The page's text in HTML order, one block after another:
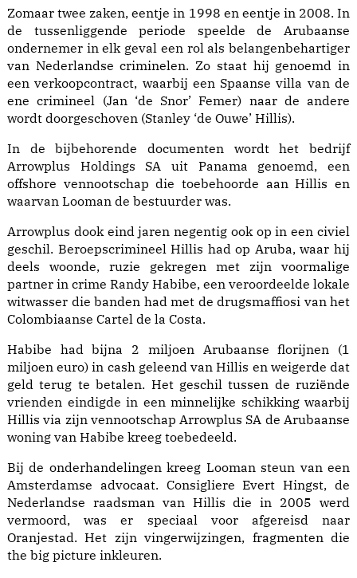
Zomaar twee zaken, eentje in 1998 en eentje in 2008. In
de tussenliggende periode speelde de Arubaanse
ondernemer in elk geval een rol als belangenbehartiger
van Nederlandse criminelen. Zo staat hij genoemd in
een verkoopcontract, waarbij een Spaanse villa van de
ene crimineel (Jan ‘de Snor’ Femer) naar de andere
wordt doorgeschoven (Stanley ‘de Ouwe’ Hillis).
In de bijbehorende documenten wordt het bedrijf
Arrowplus Holdings SA uit Panama genoemd, een
offshore vennootschap die toebehoorde aan Hillis en
waarvan Looman de bestuurder was.
Arrowplus dook eind jaren negentig ook op in een civiel
geschil. Beroepscrimineel Hillis had op Aruba, waar hij
deels woonde, ruzie gekregen met zijn voormalige
partner in crime Ran­dy Habibe, een veroordeelde lokale
witwasser die banden had met de drugsmaffiosi van het
Colombiaanse Cartel de la Costa.
Habibe had bijna 2 miljoen Arubaanse florijnen (1
miljoen euro) in cash geleend van Hillis en weigerde dat
geld terug te betalen. Het geschil tussen de ruziënde
vrienden eindigde in een minnelijke schikking waarbij
Hillis via zijn vennootschap Arrowplus SA de Arubaanse
woning van Habibe kreeg toebedeeld.
Bij de onderhandelingen kreeg Looman steun van een
Amster­damse advocaat. Consigliere Evert Hingst, de
Nederlandse raadsman van Hillis die in 2005 werd
vermoord, was er speciaal voor afgereisd naar
Oranjestad. Het zijn vingerwijzingen, fragmenten die
the big picture inkleuren.